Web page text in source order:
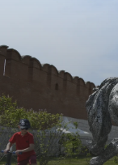
Тула
Голодный